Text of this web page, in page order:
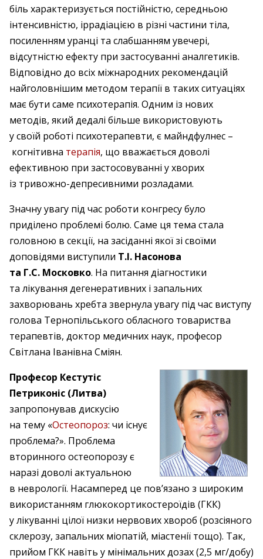
біль характеризується постійністю, середньою
інтенсивністю, іррадіацією в різні частини тіла,
посиленням уранці та слабшанням увечері,
відсутністю ефекту при застосуванні аналгетиків.
Відповідно до всіх міжнародних рекомендацій
найголовнішим методом терапії в таких ситуаціях
має бути саме психотерапія. Одним із нових
методів, який дедалі більше використовують
у своїй роботі психотерапевти, є майндфулнес –
когнітивна терапія, що вважається доволі
ефективною при застосовуванні у хворих
із тривожно-депресивними розладами.
Значну увагу під час роботи конгресу було
приділено проблемі болю. Саме ця тема стала
головною в секції, на засіданні якої зі своїми
доповідями виступили Т.І. Насонова
та Г.С. Московко. На питання діагностики
та лікування дегенеративних і запальних
захворювань хребта звернула увагу під час виступу
голова Тернопільського обласного товариства
терапевтів, доктор медичних наук, професор
Світлана Iванівна Сміян.
Професор Кестутіс
Петриконіс (Литва)
запропонував дискусію
на тему «Остеопороз: чи існує
проблема?». Проблема
вторинного остеопорозу є
наразі доволі актуальною
в неврології. Насамперед це пов’язано з широким
використанням глюкокортикостероїдів (ГКК)
у лікуванні цілої низки нервових хвороб (розсіяного
склерозу, запальних міопатій, міастенії тощо). Так,
прийом ГКК навіть у мінімальних дозах (2,5 мг/добу)